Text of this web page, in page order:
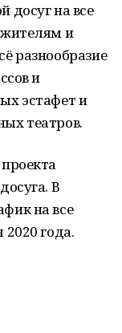
досуг на все
жителям и
разнообразие
и
эстафет и
театров.
В
на все
года.